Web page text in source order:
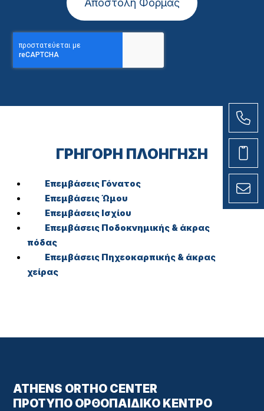
Αποστολή Φόρμας
ΓΡΗΓΟΡΗ ΠΛΟΗΓΗΣΗ
Επεμβάσεις Γόνατος
Επεμβάσεις Ώμου
Επεμβάσεις Ισχίου
Επεμβάσεις Ποδοκνημικής & άκρας
πόδας
Επεμβάσεις Πηχεοκαρπικής & άκρας
χείρας
ATHENS ORTHO CENTER
ΠΡΌΤΥΠΟ ΟΡΘΟΠΑΙΔΙΚΌ ΚΈΝΤΡΟ